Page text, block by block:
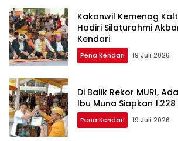
Kakanwil Kemenag
Hadiri Silaturahmi
Kendari
Pena Kendari 19 Juli 2026
Di Balik Rekor MURI,
Ibu Muna Siapkan
Pena Kendari 19 Juli 2026